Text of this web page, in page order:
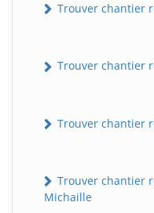
Trouver chantier
Trouver chantier
Trouver chantier
Trouver chantier
Michaille